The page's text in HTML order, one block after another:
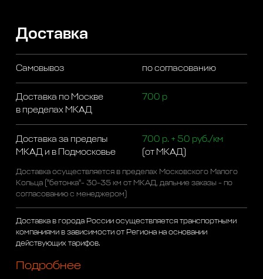
Доставка
Самовывоз по согласованию
Доставка по Москве
в пределах МКАД
700 р
Доставка за пределы
МКАД и в Подмосковье
700 р. + 50 руб./км
(от МКАД)
Доставка осуществляется в пределах Московского Малого
Кольца ("бетонка"- 30-35 км от МКАД, дальние заказы - по
согласованию с менеджером)
Доставка в города России осуществляется транспортными
компаниями в зависимости от Региона на основании
действующих тарифов.
Подробнее